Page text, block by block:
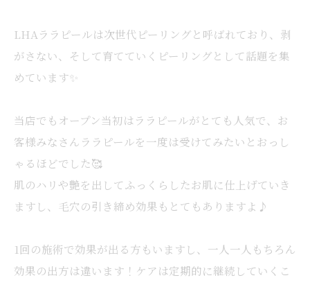
LHAララピールは次世代ピーリングと呼ばれており、剥
がさない、そして育てていくピーリングとして話題を集
めています✨
当店でもオープン当初はララピールがとても人気で、お
客様みなさんララピールを一度は受けてみたいとおっし
ゃるほどでした🥰
肌のハリや艶を出してふっくらしたお肌に仕上げていき
ますし、毛穴の引き締め効果もとてもありますよ♪
1回の施術で効果が出る方もいますし、一人一人もちろん
効果の出方は違います！ケアは定期的に継続していくこ